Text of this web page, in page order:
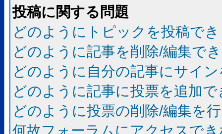
投稿に関する問題
どのようにトピックを投稿で
どのように記事を削除/編集で
どのように自分の記事にサイ
どのように記事に投票を追加
どのように投票の削除/編集を
何故フォーラムにアクセスで